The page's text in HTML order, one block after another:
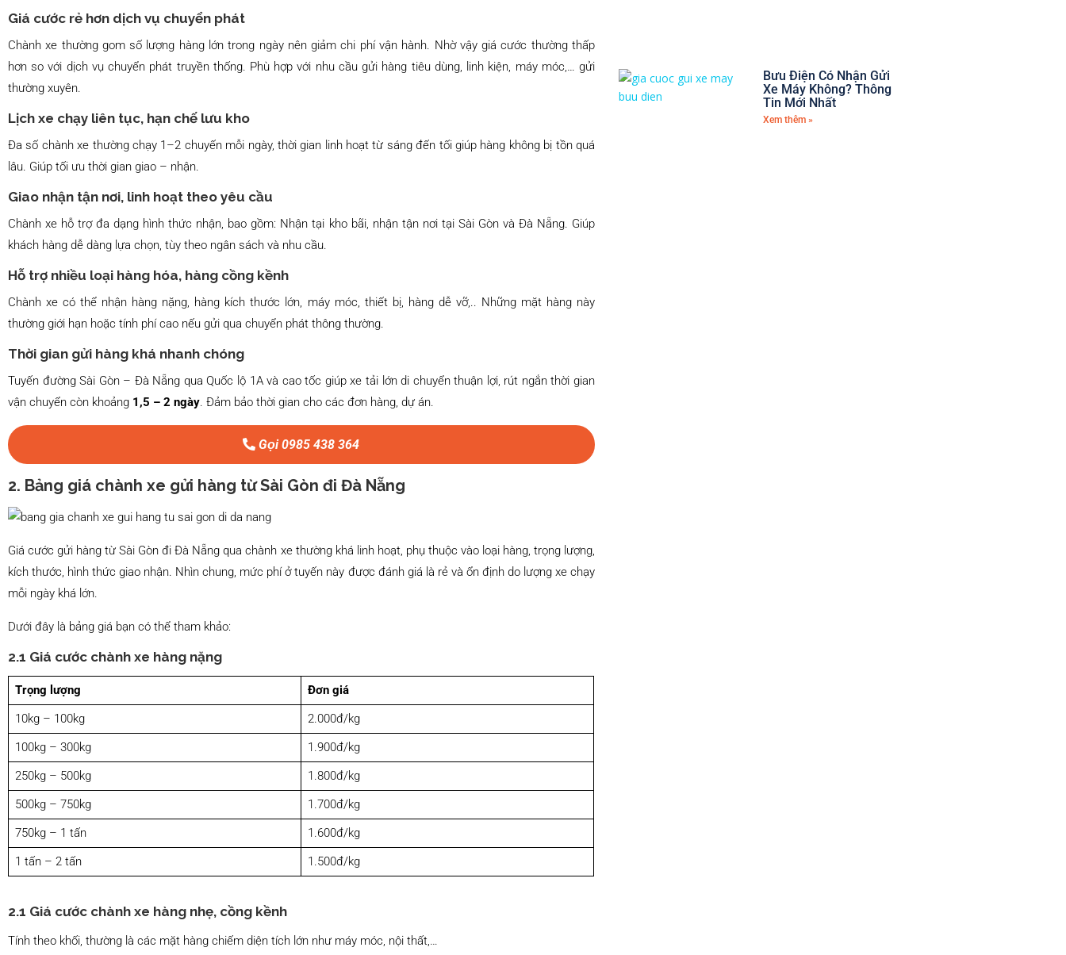
Giá cước rẻ hơn dịch vụ chuyển phát
Chành xe thường gom số lượng hàng lớn trong ngày nên giảm chi phí vận hành. Nhờ vậy giá cước thường thấp
hơn so với dịch vụ chuyển phát truyền thống. Phù hợp với nhu cầu gửi hàng tiêu dùng, linh kiện, máy móc,… gửi
thường xuyên.
Lịch xe chạy liên tục, hạn chế lưu kho
Đa số chành xe thường chạy 1–2 chuyến mỗi ngày, thời gian linh hoạt từ sáng đến tối giúp hàng không bị tồn quá
lâu. Giúp tối ưu thời gian giao – nhận.
Giao nhận tận nơi, linh hoạt theo yêu cầu
Chành xe hỗ trợ đa dạng hình thức nhận, bao gồm: Nhận tại kho bãi, nhận tận nơi tại Sài Gòn và Đà Nẵng. Giúp
khách hàng dễ dàng lựa chọn, tùy theo ngân sách và nhu cầu.
Hỗ trợ nhiều loại hàng hóa, hàng cồng kềnh
Chành xe có thể nhận hàng nặng, hàng kích thước lớn, máy móc, thiết bị, hàng dễ vỡ,.. Những mặt hàng này
thường giới hạn hoặc tính phí cao nếu gửi qua chuyển phát thông thường.
Thời gian gửi hàng khá nhanh chóng
Tuyến đường Sài Gòn – Đà Nẵng qua Quốc lộ 1A và cao tốc giúp xe tải lớn di chuyển thuận lợi, rút ngắn thời gian
vận chuyển còn khoảng 1,5 – 2 ngày. Đảm bảo thời gian cho các đơn hàng, dự án.
Gọi 0985 438 364
2. Bảng giá chành xe gửi hàng từ Sài Gòn đi Đà Nẵng
Giá cước gửi hàng từ Sài Gòn đi Đà Nẵng qua chành xe thường khá linh hoạt, phụ thuộc vào loại hàng, trọng lượng,
kích thước, hình thức giao nhận. Nhìn chung, mức phí ở tuyến này được đánh giá là rẻ và ổn định do lượng xe chạy
mỗi ngày khá lớn.
Dưới đây là bảng giá bạn có thể tham khảo:
2.1 Giá cước chành xe hàng nặng
Trọng lượng
Đơn giá
10kg – 100kg
2.000đ/kg
100kg – 300kg
1.900đ/kg
250kg – 500kg
1.800đ/kg
500kg – 750kg
1.700đ/kg
750kg – 1 tấn
1.600đ/kg
1 tấn – 2 tấn
1.500đ/kg
2.1 Giá cước chành xe hàng nhẹ, cồng kềnh
Tính theo khối, thường là các mặt hàng chiếm diện tích lớn như máy móc, nội thất,…
Bưu Điện Có Nhận Gửi
Xe Máy Không? Thông
Tin Mới Nhất
Xem thêm »